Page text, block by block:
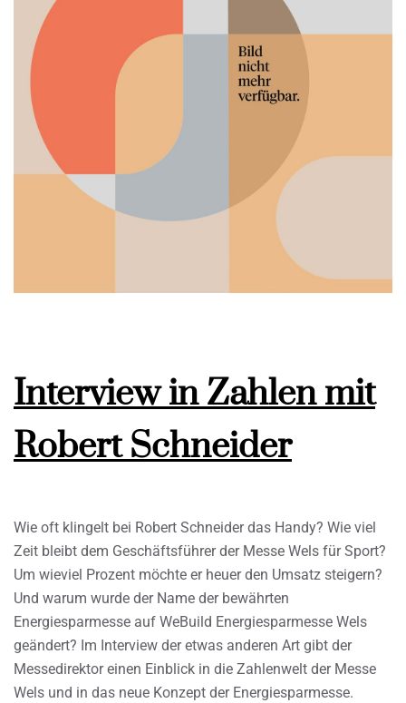
Interview in Zahlen mit
Robert Schneider
Wie oft klingelt bei Robert Schneider das Handy? Wie viel
Zeit bleibt dem Geschäftsführer der Messe Wels für Sport?
Um wieviel Prozent möchte er heuer den Umsatz steigern?
Und warum wurde der Name der bewährten
Energiesparmesse auf WeBuild Energiesparmesse Wels
geändert? Im Interview der etwas anderen Art gibt der
Messedirektor einen Einblick in die Zahlenwelt der Messe
Wels und in das neue Konzept der Energiesparmesse.